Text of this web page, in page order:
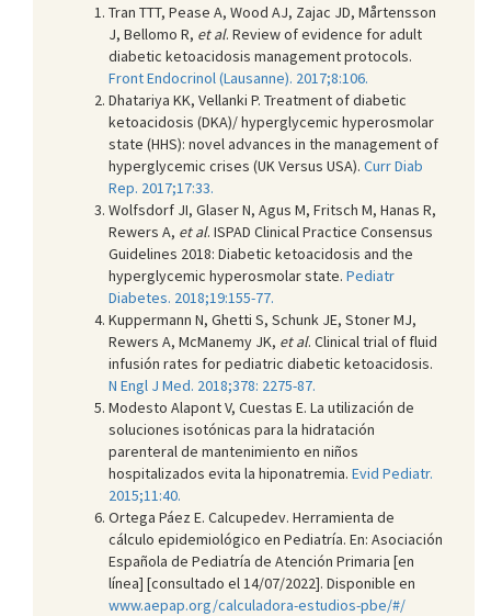
Tran TTT, Pease A, Wood AJ, Zajac JD, Mårtensson
J, Bellomo R, et al. Review of evidence for adult
diabetic ketoacidosis management protocols.
Front Endocrinol (Lausanne). 2017;8:106.
Dhatariya KK, Vellanki P. Treatment of diabetic
ketoacidosis (DKA)/ hyperglycemic hyperosmolar
state (HHS): novel advances in the management of
hyperglycemic crises (UK Versus USA). Curr Diab
Rep. 2017;17:33.
Wolfsdorf JI, Glaser N, Agus M, Fritsch M, Hanas R,
Rewers A, et al. ISPAD Clinical Practice Consensus
Guidelines 2018: Diabetic ketoacidosis and the
hyperglycemic hyperosmolar state. Pediatr
Diabetes. 2018;19:155-77.
Kuppermann N, Ghetti S, Schunk JE, Stoner MJ,
Rewers A, McManemy JK, et al. Clinical trial of fluid
infusión rates for pediatric diabetic ketoacidosis.
N Engl J Med. 2018;378: 2275-87.
Modesto Alapont V, Cuestas E. La utilización de
soluciones isotónicas para la hidratación
parenteral de mantenimiento en niños
hospitalizados evita la hiponatremia. Evid Pediatr.
2015;11:40.
Ortega Páez E. Calcupedev. Herramienta de
cálculo epidemiológico en Pediatría. En: Asociación
Española de Pediatría de Atención Primaria [en
línea] [consultado el 14/07/2022]. Disponible en
www.aepap.org/calculadora-estudios-pbe/#/